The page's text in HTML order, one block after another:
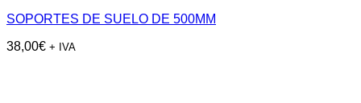
SOPORTES DE SUELO DE 500MM
38,00€ + IVA